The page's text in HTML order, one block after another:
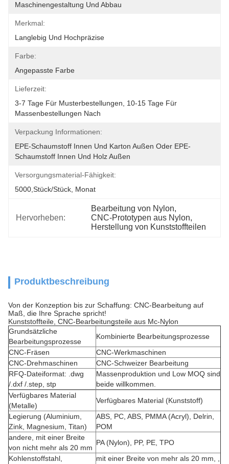
Maschinengestaltung Und Abbau
Merkmal:
Langlebig Und Hochpräzise
Farbe:
Angepasste Farbe
Lieferzeit:
3-7 Tage Für Musterbestellungen, 10-15 Tage Für
Massenbestellungen Nach
Verpackung Informationen:
EPE-Schaumstoff Innen Und Karton Außen Oder EPE-
Schaumstoff Innen Und Holz Außen
Versorgungsmaterial-Fähigkeit:
5000,Stück/Stück, Monat
Hervorheben:
Bearbeitung von Nylon,
CNC-Prototypen aus Nylon,
Herstellung von Kunststoffteilen
Produktbeschreibung
Von der Konzeption bis zur Schaffung: CNC-Bearbeitung auf
Maß, die Ihre Sprache spricht!
Kunststoffteile, CNC-Bearbeitungsteile aus Mc-Nylon
Grundsätzliche
Bearbeitungsprozesse
Kombinierte Bearbeitungsprozesse
CNC-Fräsen
CNC-Werkmaschinen
CNC-Drehmaschinen
CNC-Schweizer Bearbeitung
RFQ-Dateiformat: .dwg
/.dxf /.step, stp
Massenproduktion und Low MOQ sind
beide willkommen.
Verfügbares Material
(Metalle)
Verfügbares Material (Kunststoff)
Legierung (Aluminium,
Zink, Magnesium, Titan)
ABS, PC, ABS, PMMA (Acryl), Delrin,
POM
andere, mit einer Breite
von nicht mehr als 20 mm
PA (Nylon), PP, PE, TPO
Kohlenstoffstahl,
mit einer Breite von mehr als 20 mm, ,